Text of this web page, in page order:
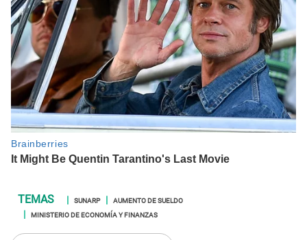
SUNARP
AUMENTO DE SUELDO
MINISTERIO DE ECONOMÍA Y FINANZAS